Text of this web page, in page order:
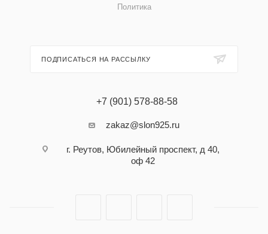
Политика
ПОДПИСАТЬСЯ НА РАССЫЛКУ
+7 (901) 578-88-58
zakaz@slon925.ru
г. Реутов, Юбилейный проспект, д 40,
оф 42